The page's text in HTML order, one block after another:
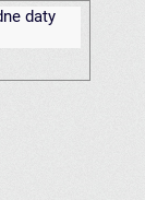
daty